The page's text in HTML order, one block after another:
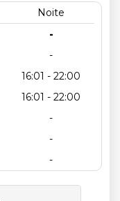
Noite
-
-
16:01 - 22:00
16:01 - 22:00
-
-
-